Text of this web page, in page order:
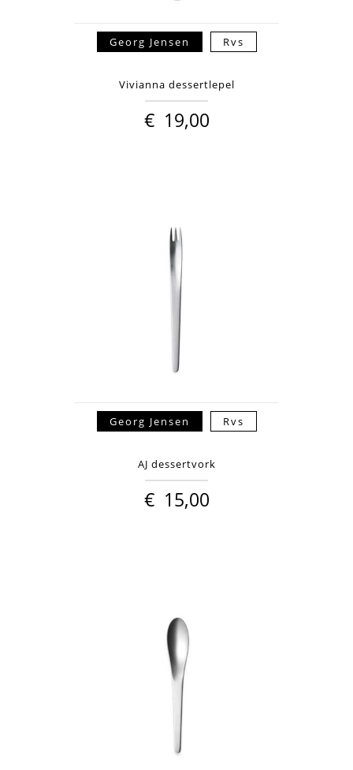
Georg Jensen Rvs
Vivianna dessertlepel
€ 19,00
Georg Jensen Rvs
AJ dessertvork
€ 15,00